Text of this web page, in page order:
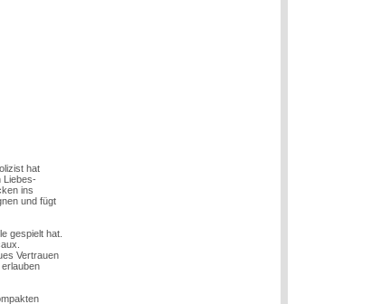
hat
Liebes-
ins
und fügt
gespielt hat.
Vertrauen